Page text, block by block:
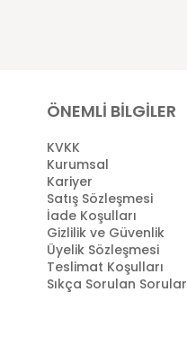
ÖNEMLİ BİLGİLER
KVKK
Kurumsal
Kariyer
Satış Sözleşmesi
İade Koşulları
Gizlilik ve Güvenlik
Üyelik Sözleşmesi
Teslimat Koşulları
Sıkça Sorulan Sorular